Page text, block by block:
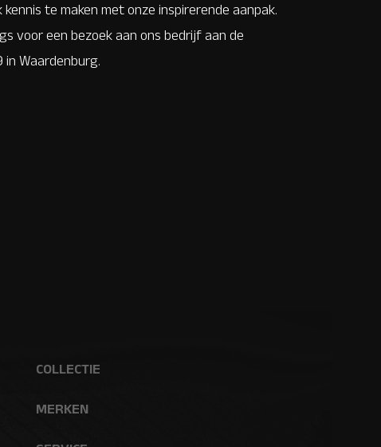
te maken met onze inspirerende aanpak.
voor een bezoek aan ons bedrijf aan de
Waardenburg.
COLLECTIE
MERKEN